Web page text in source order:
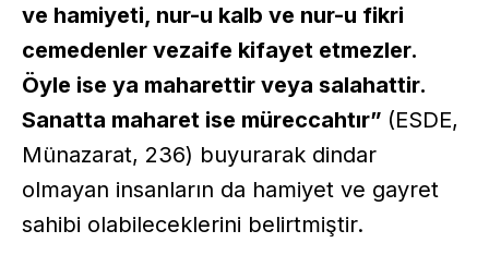
ve hamiyeti, nur-u kalb ve nur-u fikri
cemedenler vezaife kifayet etmezler.
Öyle ise ya maharettir veya salahattir.
Sanatta maharet ise müreccahtır” (ESDE,
Münazarat, 236) buyurarak dindar
olmayan insanların da hamiyet ve gayret
sahibi olabileceklerini belirtmiştir.